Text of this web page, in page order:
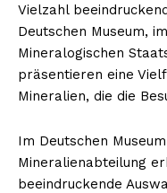
Vielzahl
Deutschen Museum,
Mineralogischen
präsentieren eine
Mineralien, die die
Im Deutschen
Mineralienabteilung
beeindruckende